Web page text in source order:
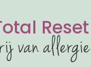
Reset
van allergie